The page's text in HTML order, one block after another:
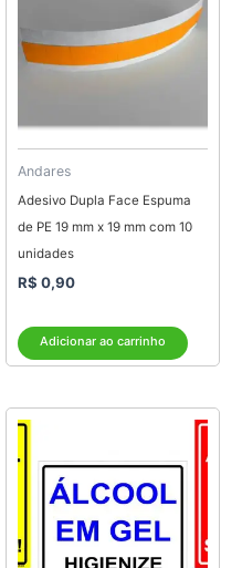
Andares
Adesivo Dupla Face Espuma
de PE 19 mm x 19 mm com 10
unidades
R$ 0,90
Adicionar ao carrinho
Este
tem
várias
variantes.
As